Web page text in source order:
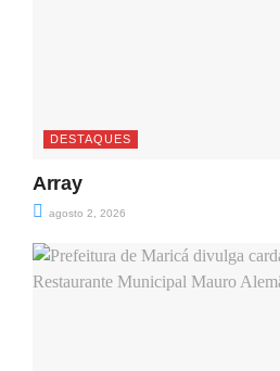
DESTAQUES
Array
agosto 2, 2026